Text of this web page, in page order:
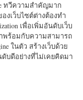
ทวีความสำคัญมาก
งเว็บไซต์ต่างต้องทำ
เพื่อเพิ่มอันดับเว็บ
พร้อมกับความสามารถ
ในตัว สร้างเว็บด้วย
บดีอย่างที่ไม่เคยคิดมา